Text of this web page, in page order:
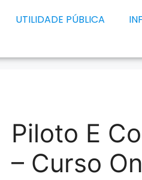
UTILIDADE PÚBLICA
Piloto E
– Curso